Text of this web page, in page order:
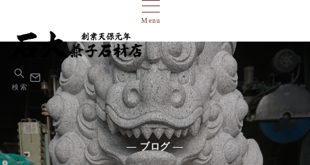
Menu
検索
— ブログ —